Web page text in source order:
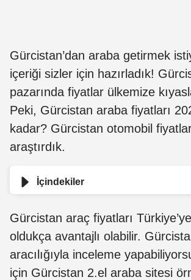
Gürcistan’dan araba getirmek
içeriği sizler için hazırladık!
pazarında fiyatlar ülkemize
Peki, Gürcistan araba fiyatları
kadar? Gürcistan otomobil
araştırdık.
İçindekiler
Gürcistan araç fiyatları
oldukça avantajlı olabilir.
aracılığıyla inceleme
için Gürcistan 2.el araba sitesi